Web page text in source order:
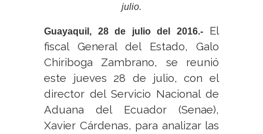
julio.
Guayaquil, 28 de julio del 2016.-El
fiscal General del Estado, Galo
Chiriboga Zambrano, se reunió
este jueves 28 de julio, con el
director del Servicio Nacional de
Aduana del Ecuador (Senae),
Xavier Cárdenas, para analizar las